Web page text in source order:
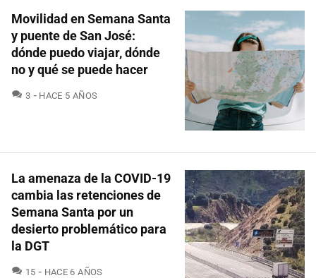
Movilidad en Semana Santa
y puente de San José:
dónde puedo viajar, dónde
no y qué se puede hacer
3 COMENTARIOS
HACE 5 AÑOS
La amenaza de la COVID-19
cambia las retenciones de
Semana Santa por un
desierto problemático para
la DGT
15 COMENTARIOS
HACE 6 AÑOS